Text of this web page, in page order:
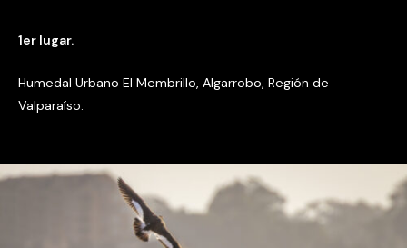
1er lugar.
Humedal Urbano El Membrillo, Algarrobo, Región de
Valparaíso.